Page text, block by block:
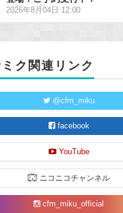
2026年8月04日 12:00
ク関連リンク
@cfm_miku
facebook
YouTube
ニコニコチャンネル
cfm_miku_official